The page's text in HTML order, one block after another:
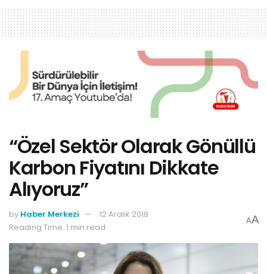
“Özel Sektör Olarak Gönüllü
Karbon Fiyatını Dikkate
Alıyoruz”
by Haber Merkezi
12 Aralık 2018
Reading Time: 1 min read
AA